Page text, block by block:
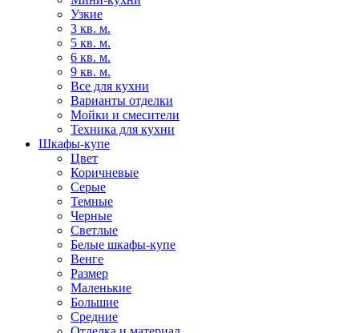
Узкие
3 кв. м.
5 кв. м.
6 кв. м.
9 кв. м.
Все для кухни
Варианты отделки
Мойки и смесители
Техника для кухни
Шкафы-купе
Цвет
Коричневые
Серые
Темные
Черные
Светлые
Белые шкафы-купе
Венге
Размер
Маленькие
Большие
Средние